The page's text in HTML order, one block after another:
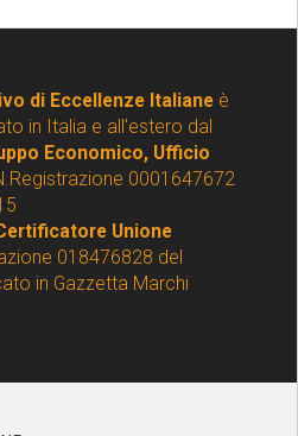
di Eccellenze Italianeè
in Italia e all'estero dal
Economico, Ufficio
0001647672
Unione
018476828 del
in Gazzetta Marchi